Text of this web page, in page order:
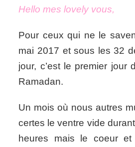
Hello mes lovely vous,
Pour ceux qui ne le
mai 2017 et sous les 32
jour, c’est le premier jour
Ramadan.
Un mois où nous autres
certes le ventre vide
heures mais le coeur et